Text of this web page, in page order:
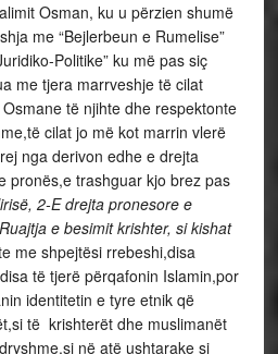
Osman, ku u përzien shumë
me “Bejlerbeun e Rumelise”
Politike” ku më pas siç
me tjera marrveshje të cilat
të njihte dhe respektonte
cilat jo më kot marrin vlerë
nga derivon edhe e drejta
pronës,e trashguar kjo brez pas
2-E drejta pronesore e
e besimit krishter, si kishat
me shpejtësi rrebeshi,disa
të tjerë përqafonin Islamin,por
identitetin e tyre etnik që
të krishterët dhe muslimanët
në atë ushtarake si